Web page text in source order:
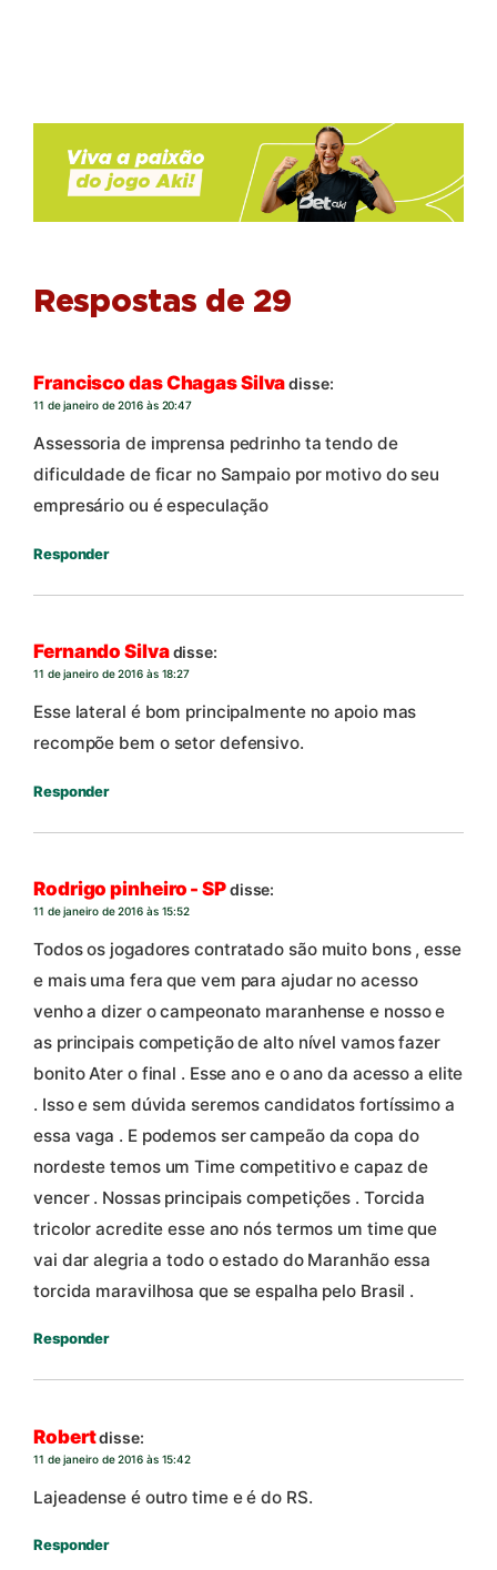
Respostas de 29
Francisco das Chagas Silvadisse:
11 de janeiro de 2016 às 20:47
Assessoria de imprensa pedrinho ta tendo de
dificuldade de ficar no Sampaio por motivo do seu
empresário ou é especulação
Responder
Fernando Silvadisse:
11 de janeiro de 2016 às 18:27
Esse lateral é bom principalmente no apoio mas
recompõe bem o setor defensivo.
Responder
Rodrigo pinheiro - SPdisse:
11 de janeiro de 2016 às 15:52
Todos os jogadores contratado são muito bons , esse
e mais uma fera que vem para ajudar no acesso
venho a dizer o campeonato maranhense e nosso e
as principais competição de alto nível vamos fazer
bonito Ater o final . Esse ano e o ano da acesso a elite
. Isso e sem dúvida seremos candidatos fortíssimo a
essa vaga . E podemos ser campeão da copa do
nordeste temos um Time competitivo e capaz de
vencer . Nossas principais competições . Torcida
tricolor acredite esse ano nós termos um time que
vai dar alegria a todo o estado do Maranhão essa
torcida maravilhosa que se espalha pelo Brasil .
Responder
Robertdisse:
11 de janeiro de 2016 às 15:42
Lajeadense é outro time e é do RS.
Responder